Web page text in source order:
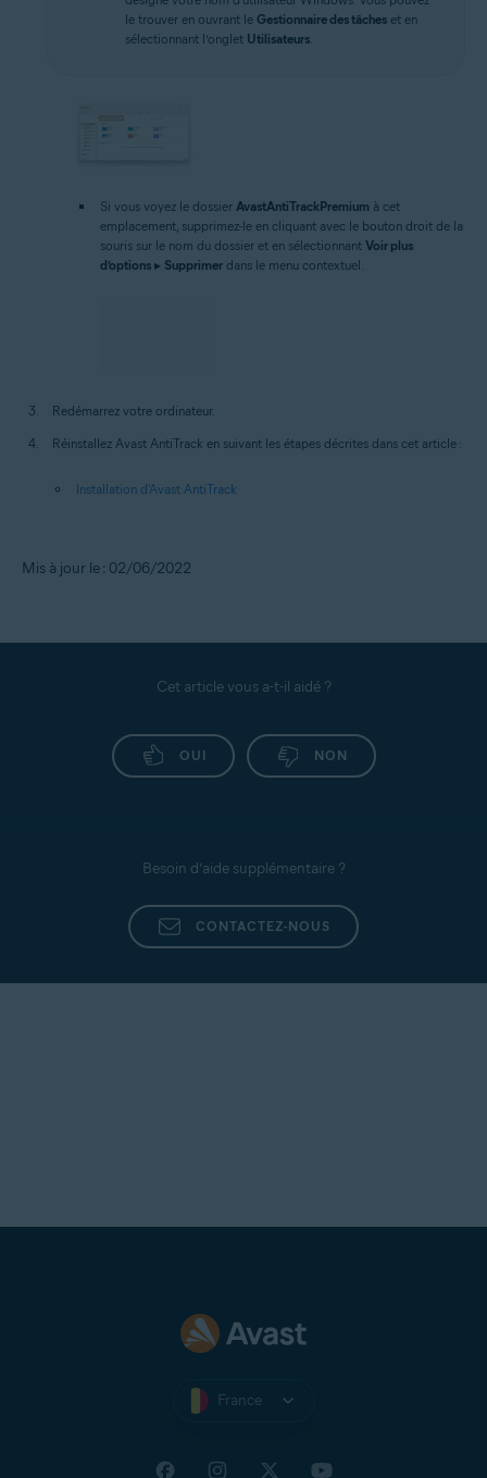
le trouver en ouvrant le Gestionnaire des tâches et en
sélectionnant l’onglet Utilisateurs
Si vous voyez le dossier AvastAntiTrackPremium à cet
emplacement, supprimez-le en cliquant avec le bouton droit de la
souris sur le nom du dossier et en sélectionnant Voir plus
d’options ▸ Supprimer dans le menu contextuel.
Redémarrez votre ordinateur.
Réinstallez Avast AntiTrack en suivant les étapes décrites dans cet article :
Installation d'Avast AntiTrack
Mis à jour le : 02/06/2022
Cet article vous a-t-il aidé ?
OUI NON
Besoin d’aide supplémentaire ?
CONTACTEZ-NOUS
France